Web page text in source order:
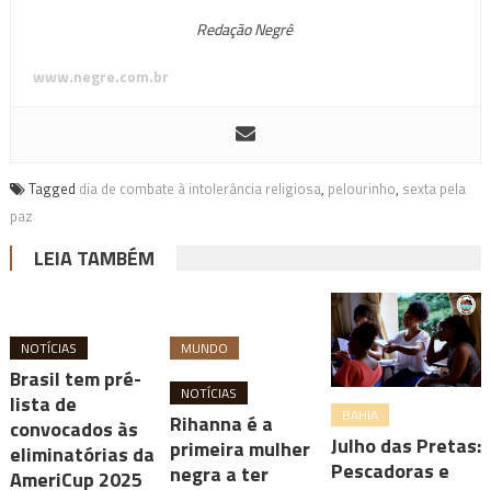
Redação Negrê
www.negre.com.br
Tagged dia de combate à intolerância religiosa, pelourinho, sexta pela
paz
LEIA TAMBÉM
NOTÍCIAS
Brasil tem pré-
lista de
convocados às
eliminatórias da
AmeriCup 2025
MUNDO
NOTÍCIAS
Rihanna é a
primeira mulher
negra a ter
BAHIA
Julho das Pretas:
Pescadoras e